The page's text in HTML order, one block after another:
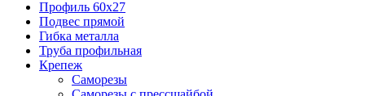
Профиль 60х27
Подвес прямой
Гибка металла
Труба профильная
Крепеж
Саморезы